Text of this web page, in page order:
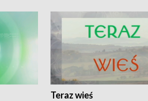
Teraz wieś